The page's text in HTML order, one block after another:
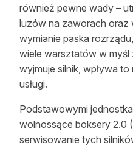
również pewne wady –
luzów na zaworach oraz
wymianie paska
wiele warsztatów w myśl
wyjmuje silnik, wpływa
usługi.
Podstawowymi
wolnossące boksery 2.0
serwisowanie tych